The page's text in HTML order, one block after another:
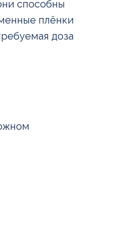
способны
плёнки
доза